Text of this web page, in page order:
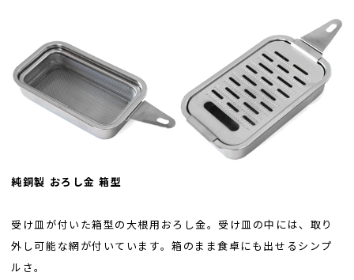
純銅製 おろし金 箱型
受け皿が付いた箱型の大根用おろし金。受け皿の中には、取り
外し可能な網が付いています。箱のまま食卓にも出せるシンプ
ルさ。